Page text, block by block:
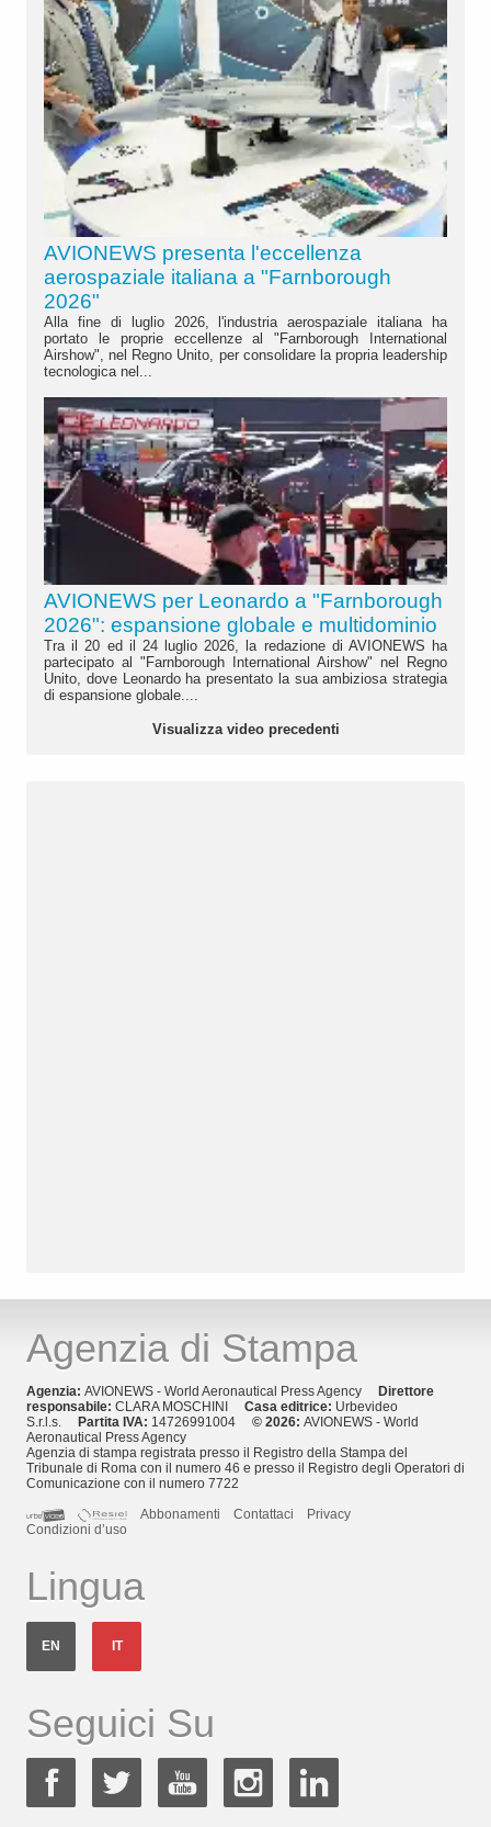
AVIONEWS presenta l'eccellenza
aerospaziale italiana a "Farnborough
2026"
Alla fine di luglio 2026, l'industria aerospaziale italiana ha
portato le proprie eccellenze al "Farnborough International
Airshow", nel Regno Unito, per consolidare la propria leadership
tecnologica nel...
AVIONEWS per Leonardo a "Farnborough
2026": espansione globale e multidominio
Tra il 20 ed il 24 luglio 2026, la redazione di AVIONEWS ha
partecipato al "Farnborough International Airshow" nel Regno
Unito, dove Leonardo ha presentato la sua ambiziosa strategia
di espansione globale....
Visualizza video precedenti
Agenzia di Stampa
Agenzia: AVIONEWS - World Aeronautical Press Agency Direttore
responsabile: CLARA MOSCHINI Casa editrice: Urbevideo
S.r.l.s. Partita IVA: 14726991004 © 2026: AVIONEWS - World
Aeronautical Press Agency
Agenzia di stampa registrata presso il Registro della Stampa del
Tribunale di Roma con il numero 46 e presso il Registro degli Operatori di
Comunicazione con il numero 7722
Abbonamenti
Contattaci
Privacy
Condizioni d’uso
Lingua
EN IT
Seguici Su